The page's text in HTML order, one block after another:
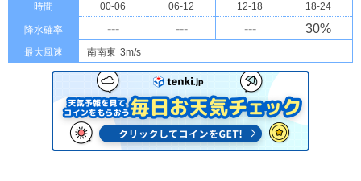
時間 00-06 06-12 12-18 18-24
降水確率 --- --- --- 30%
最大風速 南南東 3m/s